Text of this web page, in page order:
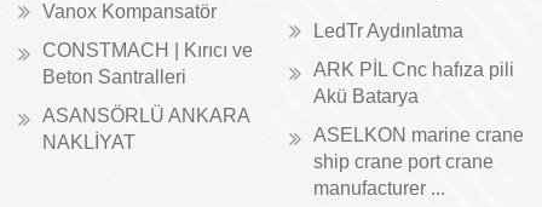
Vanox Kompansatör
CONSTMACH | Kırıcı ve
Beton Santralleri
ASANSÖRLÜ ANKARA
NAKLİYAT
LedTr Aydınlatma
ARK PİL Cnc hafıza pili
Akü Batarya
ASELKON marine crane
ship crane port crane
manufacturer ...